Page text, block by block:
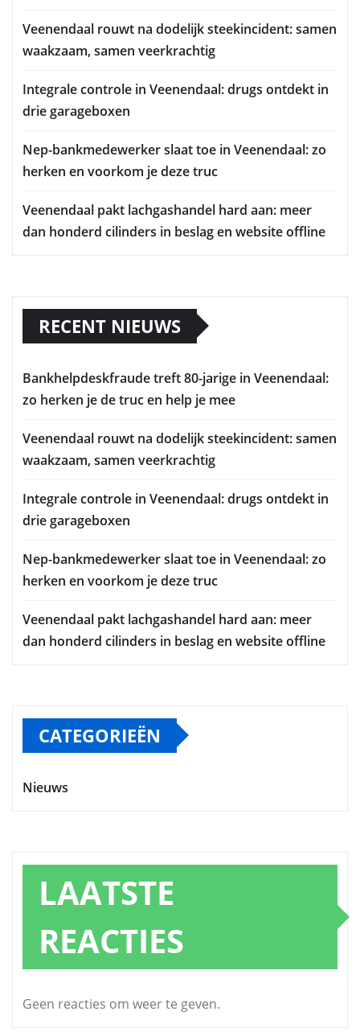
Veenendaal rouwt na dodelijk steekincident: samen
waakzaam, samen veerkrachtig
Integrale controle in Veenendaal: drugs ontdekt in
drie garageboxen
Nep-bankmedewerker slaat toe in Veenendaal: zo
herken en voorkom je deze truc
Veenendaal pakt lachgashandel hard aan: meer
dan honderd cilinders in beslag en website offline
RECENT NIEUWS
Bankhelpdeskfraude treft 80-jarige in Veenendaal:
zo herken je de truc en help je mee
Veenendaal rouwt na dodelijk steekincident: samen
waakzaam, samen veerkrachtig
Integrale controle in Veenendaal: drugs ontdekt in
drie garageboxen
Nep-bankmedewerker slaat toe in Veenendaal: zo
herken en voorkom je deze truc
Veenendaal pakt lachgashandel hard aan: meer
dan honderd cilinders in beslag en website offline
CATEGORIEËN
Nieuws
LAATSTE
REACTIES
Geen reacties om weer te geven.